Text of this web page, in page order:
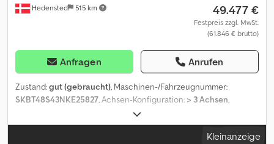
Hedensted 515 km 49.477 €
Festpreis zzgl. MwSt.
(61.846 € brutto)
Anfragen Anrufen
Zustand:gut (gebraucht), Maschinen-/Fahrzeugnummer:
SKBT48S43NKE25827, Achsen-Konfiguration: > 3 Achsen,
, Laderaumbreite:
Laderaumhöhe:1.500 mm, Baujahr:2022, = Weitere Optionen und
Zubehör = - Luftfederung hinten - Luftfederung vorn = Weitere
Kleinanzeige